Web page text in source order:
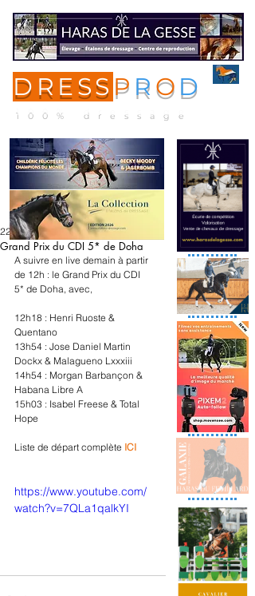
DRESS P R O D
100% dressage
Grand Prix du CDI 5* de Doha
22 févr. 2024
A suivre en live demain à partir
de 12h : le Grand Prix du CDI
5* de Doha, avec,
12h18 : Henri Ruoste &
Quentano
13h54 : Jose Daniel Martin
Dockx & Malagueno Lxxxiii
14h54 : Morgan Barbançon &
Habana Libre A
15h03 : Isabel Freese & Total
Hope
Liste de départ complète ICI
https://www.youtube.com/
watch?v=7QLa1qalkYI